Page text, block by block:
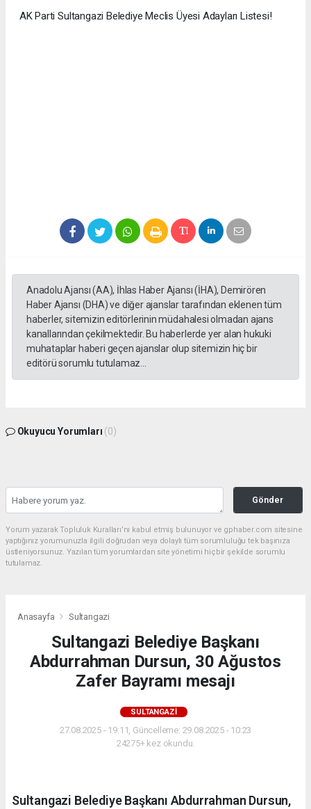
AK Parti Sultangazi Belediye Meclis Üyesi Adayları Listesi!
Anadolu Ajansı (AA), İhlas Haber Ajansı (İHA), Demirören
Haber Ajansı (DHA) ve diğer ajanslar tarafından eklenen tüm
haberler, sitemizin editörlerinin müdahalesi olmadan ajans
kanallarından çekilmektedir. Bu haberlerde yer alan hukuki
muhataplar haberi geçen ajanslar olup sitemizin hiç bir
editörü sorumlu tutulamaz...
Okuyucu Yorumları (0)
Gönder
Yorum yazarak Topluluk Kuralları’nı kabul etmiş bulunuyor ve gphaber.com sitesine
yaptığınız yorumunuzla ilgili doğrudan veya dolaylı tüm sorumluluğu tek başınıza
üstleniyorsunuz. Yazılan tüm yorumlardan site yönetimi hiçbir şekilde sorumlu
tutulamaz.
Anasayfa Sultangazi
Sultangazi Belediye Başkanı
Abdurrahman Dursun, 30 Ağustos
Zafer Bayramı mesajı
SULTANGAZI
27.08.2025 - 19:11, Güncelleme: 29.08.2025 - 10:23
24275+ kez okundu.
Sultangazi Belediye Başkanı Abdurrahman Dursun,